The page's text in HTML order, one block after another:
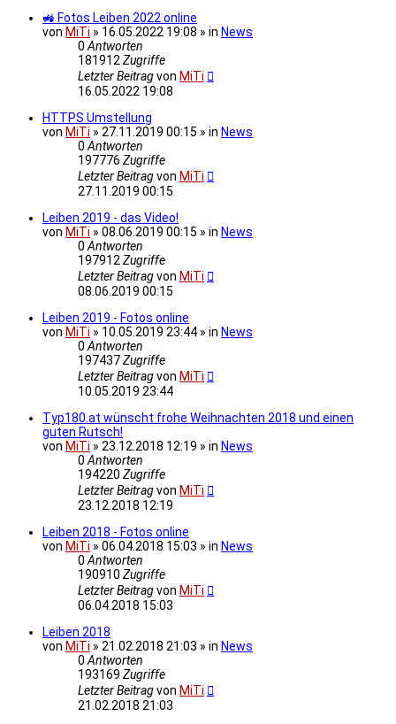
🚜 Fotos Leiben 2022 online
von MiTi » 16.05.2022 19:08 » in News
0Antworten
181912Zugriffe
Letzter Beitragvon MiTi
16.05.2022 19:08
HTTPS Umstellung
von MiTi » 27.11.2019 00:15 » in News
0Antworten
197776 Zugriffe
Letzter Beitragvon MiTi
27.11.2019 00:15
Leiben 2019 - das Video!
von MiTi » 08.06.2019 00:15 » in News
0Antworten
197912Zugriffe
Letzter Beitragvon MiTi
08.06.2019 00:15
Leiben 2019 - Fotos online
von MiTi » 10.05.2019 23:44 » in News
0Antworten
197437Zugriffe
Letzter Beitragvon MiTi
10.05.2019 23:44
Typ180.at wünscht frohe Weihnachten 2018 und einen
guten Rutsch!
von MiTi » 23.12.2018 12:19 » in News
0Antworten
194220 Zugriffe
Letzter Beitragvon MiTi
23.12.2018 12:19
Leiben 2018 - Fotos online
von MiTi » 06.04.2018 15:03 » in News
0Antworten
190910 Zugriffe
Letzter Beitragvon MiTi
06.04.2018 15:03
Leiben 2018
von MiTi » 21.02.2018 21:03 » in News
0Antworten
193169 Zugriffe
Letzter Beitragvon MiTi
21.02.2018 21:03